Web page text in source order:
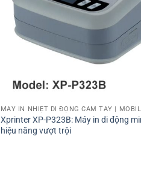
MÁY IN NHIỆT DI ĐỘNG CẦM TAY |
Xprinter XP-P323B: Máy in di động
hiệu năng vượt trội